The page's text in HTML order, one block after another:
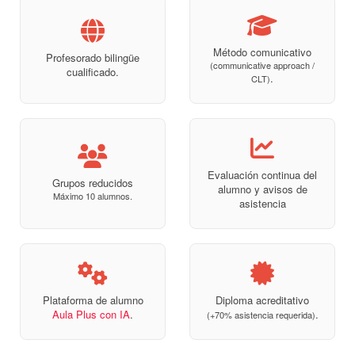
Profesorado bilingüe
cualificado.
Método comunicativo
(communicative approach /
CLT).
Grupos reducidos
Máximo 10 alumnos.
Evaluación continua del
alumno y avisos de
asistencia
Plataforma de alumno
Aula Plus con IA.
Diploma acreditativo
(+70% asistencia requerida).